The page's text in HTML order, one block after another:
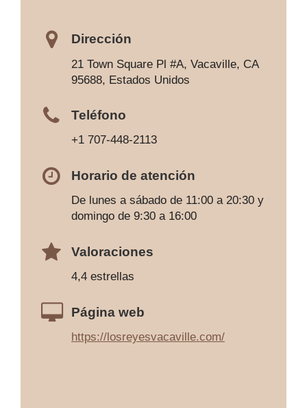
Dirección
21 Town Square Pl #A, Vacaville, CA
95688, Estados Unidos
Teléfono
+1 707-448-2113
Horario de atención
De lunes a sábado de 11:00 a 20:30 y
domingo de 9:30 a 16:00
Valoraciones
4,4 estrellas
Página web
https://losreyesvacaville.com/